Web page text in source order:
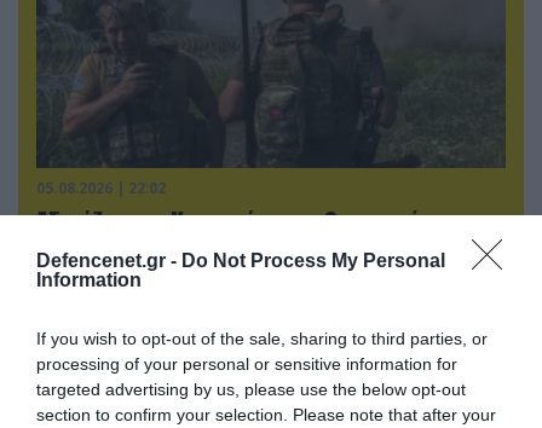
Defencenet.gr - Do Not Process My Personal
Information
If you wish to opt-out of the sale, sharing to third parties, or
processing of your personal or sensitive information for
targeted advertising by us, please use the below opt-out
section to confirm your selection. Please note that after your
05.08.2026 | 22:02
Αδειάζουν το Κραματόρσκ οι Ουκρανοί:
Έκτακτη εκκένωση στην πόλη μετά την
αιφνιδιαστική προώθηση των Ρώσων (βίντεο)